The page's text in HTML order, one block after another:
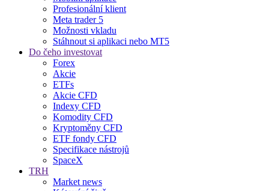
Profesionální klient
Meta trader 5
Možnosti vkladu
Stáhnout si aplikaci nebo MT5
Do čeho investovat
Forex
Akcie
ETFs
Akcie CFD
Indexy CFD
Komodity CFD
Kryptoměny CFD
ETF fondy CFD
Specifikace nástrojů
SpaceX
TRH
Market news